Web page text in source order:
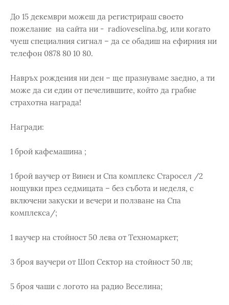
До 15 декември можеш да регистрираш своето
пожелание на сайта ни - radioveselina.bg, или когато
чуеш специалния сигнал – да се обадиш на ефирния ни
телефон 0878 80 10 80.
Навръх рождения ни ден – ще празнуваме заедно, а ти
може да си един от печелившите, който да грабне
страхотна награда!
Награди:
1 брой кафемашина ;
1 брой ваучер от Винен и Спа комплекс Старосел /2
нощувки през седмицата – без събота и неделя, с
включени закуски и вечери и ползване на Спа
комплекса/;
1 ваучер на стойност 50 лева от Техномаркет;
3 броя ваучери от Шоп Сектор на стойност 50 лв;
5 броя чаши с логото на радио Веселина;